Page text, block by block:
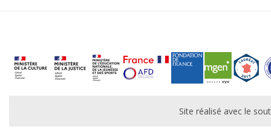
Site réalisé avec le